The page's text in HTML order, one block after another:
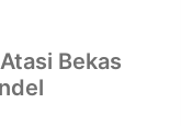
Bekas